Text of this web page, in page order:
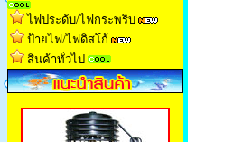
ไฟประดับ/ไฟกระพริบ
ป้ายไฟ/ไฟดิสโก้
สินค้าทั่วไป